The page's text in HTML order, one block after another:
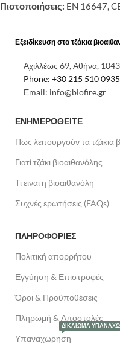
Πιστοποιήσεις: EN 16647,
Εξειδίκευση στα τζάκια
Αχιλλέως 69, Αθήνα,
Phone: +30 215 510 0935
Εmail: info@biofire.gr
ΕΝΗΜΕΡΩΘΕΙΤΕ
Πως λειτουργούν τα τζάκια
Γιατί τζάκι βιοαιθανόλης
Τι ειναι η βιοαιθανόλη
Συχνές ερωτήσεις (FAQs)
ΠΛΗΡΟΦΟΡΙΕΣ
Πολιτική απορρήτου
Εγγύηση & Επιστροφές
Όροι & Προϋποθέσεις
Πληρωμή & Αποστολές
Υπαναχώρηση
ΔΙΚΑΊΩΜΑ